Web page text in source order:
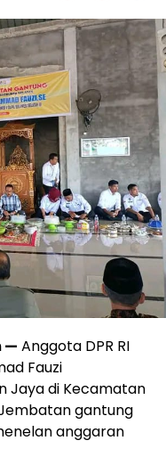
— Anggota DPR RI
Fauzi
Jaya di Kecamatan
gantung
anggaran